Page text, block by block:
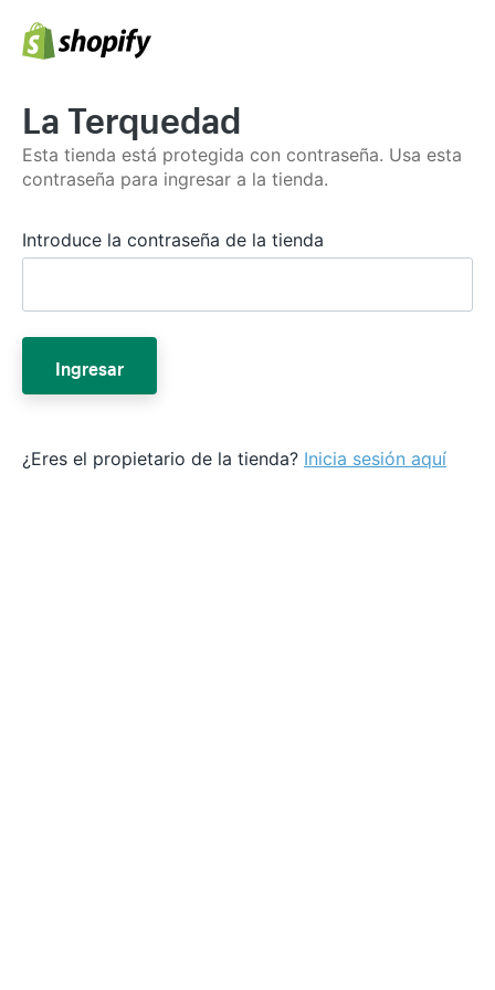
La Terquedad
Esta tienda está protegida con contraseña. Usa esta
contraseña para ingresar a la tienda.
Introduce la contraseña de la tienda
Ingresar
¿Eres el propietario de la tienda? Inicia sesión aquí